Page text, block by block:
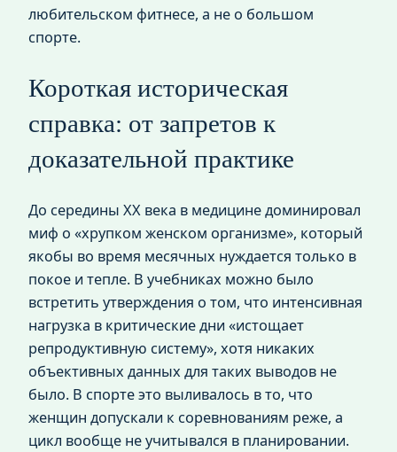
любительском фитнесе, а не о большом
спорте.
Короткая историческая
справка: от запретов к
доказательной практике
До середины XX века в медицине доминировал
миф о «хрупком женском организме», который
якобы во время месячных нуждается только в
покое и тепле. В учебниках можно было
встретить утверждения о том, что интенсивная
нагрузка в критические дни «истощает
репродуктивную систему», хотя никаких
объективных данных для таких выводов не
было. В спорте это выливалось в то, что
женщин допускали к соревнованиям реже, а
цикл вообще не учитывался в планировании.